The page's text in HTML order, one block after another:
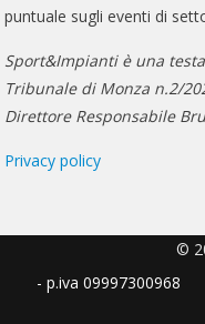
puntuale sugli eventi di
Sport&Impianti è una
Tribunale di Monza n.2/
Direttore Responsabile
Privacy policy
©
- p.iva